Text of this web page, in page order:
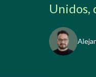
Unidos,